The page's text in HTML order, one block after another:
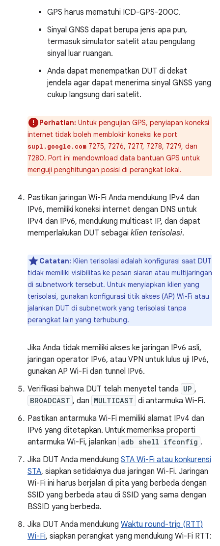
GPS harus mematuhi ICD-GPS-200C.
Sinyal GNSS dapat berupa jenis apa pun,
termasuk simulator satelit atau pengulang
sinyal luar ruangan.
Anda dapat menempatkan DUT di dekat
jendela agar dapat menerima sinyal GNSS yang
cukup langsung dari satelit.
Perhatian: Untuk pengujian GPS, penyiapan koneksi
internet tidak boleh memblokir koneksi ke port
supl.google.com 7275, 7276, 7277, 7278, 7279, dan
7280. Port ini mendownload data bantuan GPS untuk
menguji penghitungan posisi di perangkat lokal.
Pastikan jaringan Wi-Fi Anda mendukung IPv4 dan
IPv6, memiliki koneksi internet dengan DNS untuk
IPv4 dan IPv6, mendukung multicast IP, dan dapat
memperlakukan DUT sebagai klien terisolasi.
Catatan: Klien terisolasi adalah konfigurasi saat DUT
tidak memiliki visibilitas ke pesan siaran atau multijaringan
di subnetwork tersebut. Untuk menyiapkan klien yang
terisolasi, gunakan konfigurasi titik akses (AP) Wi-Fi atau
jalankan DUT di subnetwork yang terisolasi tanpa
perangkat lain yang terhubung.
Jika Anda tidak memiliki akses ke jaringan IPv6 asli,
jaringan operator IPv6, atau VPN untuk lulus uji IPv6,
gunakan AP Wi-Fi dan tunnel IPv6.
Verifikasi bahwa DUT telah menyetel tanda UP ,
BROADCAST , dan MULTICAST di antarmuka Wi-Fi.
Pastikan antarmuka Wi-Fi memiliki alamat IPv4 dan
IPv6 yang ditetapkan. Untuk memeriksa properti
antarmuka Wi-Fi, jalankan adb shell ifconfig .
Jika DUT Anda mendukung STA Wi-Fi atau konkurensi
STA, siapkan setidaknya dua jaringan Wi-Fi. Jaringan
Wi-Fi ini harus berjalan di pita yang berbeda dengan
SSID yang berbeda atau di SSID yang sama dengan
BSSID yang berbeda.
Jika DUT Anda mendukung Waktu round-trip (RTT)
Wi-Fi, siapkan perangkat yang mendukung Wi-Fi RTT: